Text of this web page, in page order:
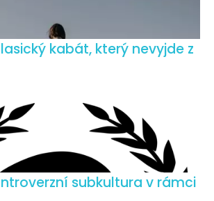
kabát, který nevyjde z
subkultura v rámci